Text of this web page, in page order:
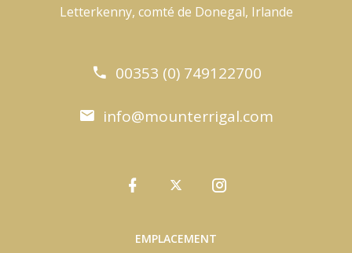
Letterkenny, comté de Donegal, Irlande
00353 (0) 749122700
info@mounterrigal.com
EMPLACEMENT